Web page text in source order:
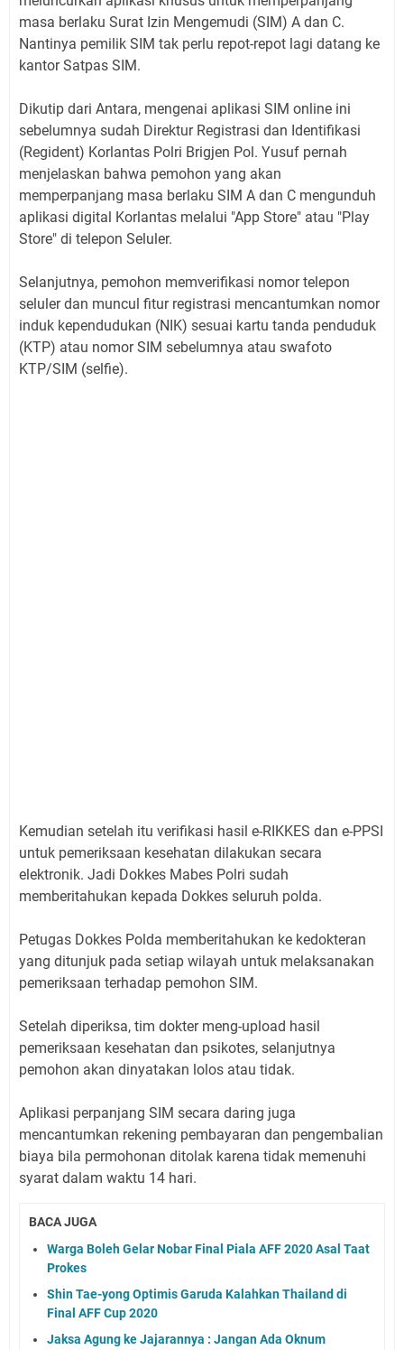
masa berlaku Surat Izin Mengemudi (SIM) A dan C.
Nantinya pemilik SIM tak perlu repot-repot lagi datang ke
kantor Satpas SIM.
Dikutip dari Antara, mengenai aplikasi SIM online ini
sebelumnya sudah Direktur Registrasi dan Identifikasi
(Regident) Korlantas Polri Brigjen Pol. Yusuf pernah
menjelaskan bahwa pemohon yang akan
memperpanjang masa berlaku SIM A dan C mengunduh
aplikasi digital Korlantas melalui "App Store" atau "Play
Store" di telepon Seluler.
Selanjutnya, pemohon memverifikasi nomor telepon
seluler dan muncul fitur registrasi mencantumkan nomor
induk kependudukan (NIK) sesuai kartu tanda penduduk
(KTP) atau nomor SIM sebelumnya atau swafoto
KTP/SIM (selfie).
Kemudian setelah itu verifikasi hasil e-RIKKES dan e-PPSI
untuk pemeriksaan kesehatan dilakukan secara
elektronik. Jadi Dokkes Mabes Polri sudah
memberitahukan kepada Dokkes seluruh polda.
Petugas Dokkes Polda memberitahukan ke kedokteran
yang ditunjuk pada setiap wilayah untuk melaksanakan
pemeriksaan terhadap pemohon SIM.
Setelah diperiksa, tim dokter meng-upload hasil
pemeriksaan kesehatan dan psikotes, selanjutnya
pemohon akan dinyatakan lolos atau tidak.
Aplikasi perpanjang SIM secara daring juga
mencantumkan rekening pembayaran dan pengembalian
biaya bila permohonan ditolak karena tidak memenuhi
syarat dalam waktu 14 hari.
BACA JUGA
Warga Boleh Gelar Nobar Final Piala AFF 2020 Asal Taat
Prokes
Shin Tae-yong Optimis Garuda Kalahkan Thailand di
Final AFF Cup 2020
Jaksa Agung ke Jajarannya : Jangan Ada Oknum